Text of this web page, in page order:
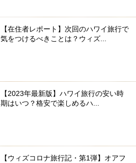
【在住者レポート】次回のハワイ旅行で
気をつけるべきことは？ウィズ...
【2023年最新版】ハワイ旅行の安い時
期はいつ？格安で楽しめるハ...
【ウィズコロナ旅行記・第1弾】オアフ